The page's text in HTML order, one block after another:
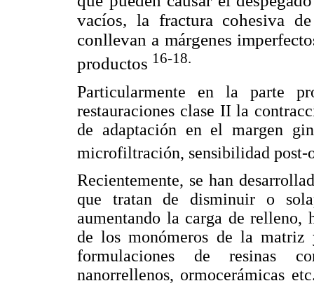
vacíos, la fractura cohesiva
conllevan a márgenes
productos 16-18.
Particularmente en la parte
restauraciones clase II la
de adaptación en el margen
microfiltración, sensibilidad post-
Recientemente, se han
que tratan de disminuir o
aumentando la carga de relleno,
de los monómeros de la matriz
formulaciones de resinas
nanorrellenos, ormocerámicas